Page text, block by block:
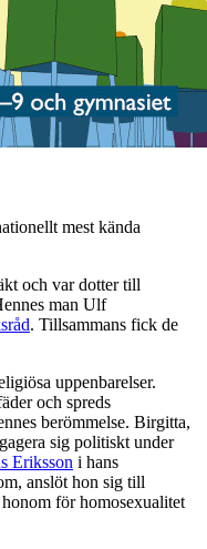
mest kända
och var dotter till
man Ulf
. Tillsammans fick de
uppenbarelser.
och spreds
berömmelse. Birgitta,
sig politiskt under
Eriksson i hans
anslöt hon sig till
för homosexualitet